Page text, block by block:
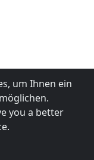
um Ihnen ein
you a better